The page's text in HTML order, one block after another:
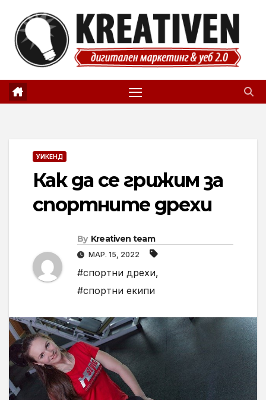
content
УИКЕНД
Как да се грижим за
спортните дрехи
By Kreativen team
МАР. 15, 2022
#спортни дрехи,
#спортни екипи